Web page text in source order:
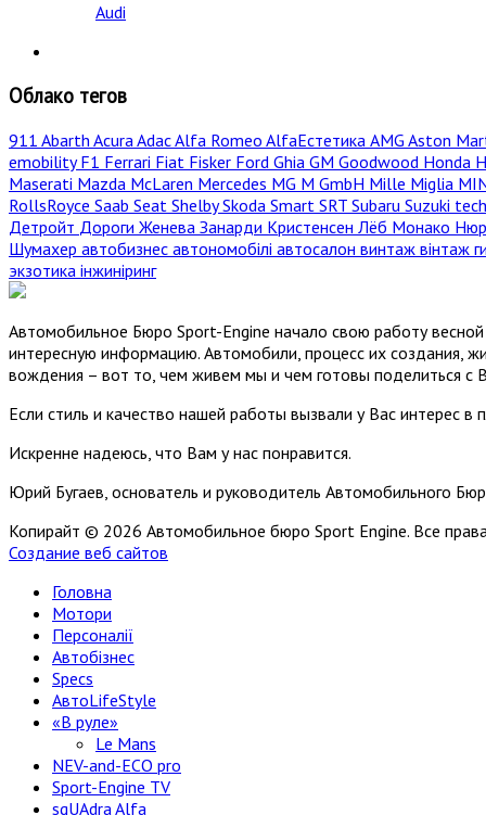
Audi
Облако тегов
911 Abarth Acura AdacAlfa Romeo AlfaЕстетика AMG Aston
emobilityF1 Ferrari Fiat Fisker Ford Ghia GM Goodwood Honda
Maserati Mazda McLaren Mercedes MG M GmbH Mille Miglia
RollsRoyce Saab Seat ShelbySkoda Smart SRT Subaru Suzuki
Детройт Дороги Женева Занарди Кристенсен Лёб Монако
Шумахер автобизнес автономобілі автосалон винтаж вінтаж
экзотика інжиніринг
Автомобильное Бюро Sport-Engine начало свою работу
интересную информацию. Автомобили, процесс их создания,
вождения – вот то, чем живем мы и чем готовы поделиться с
Если стиль и качество нашей работы вызвали у Вас интерес в
Искренне надеюсь, что Вам у нас понравится.
Юрий Бугаев, основатель и руководитель Автомобильного
Копирайт © 2026 Автомобильное бюро Sport Engine. Все
Создание веб сайтов
Головна
Мотори
Персоналії
Автобізнес
Specs
АвтоLifeStyle
«В руле»
Le Mans
NEV-and-ECO pro
Sport-Engine TV
sqUAdra Alfa